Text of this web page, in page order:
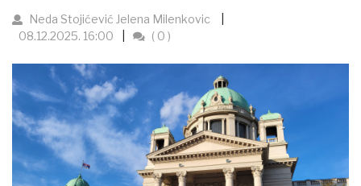
Neda Stojićević Jelena Milenkovic
08.12.2025. 16:00
( 0 )